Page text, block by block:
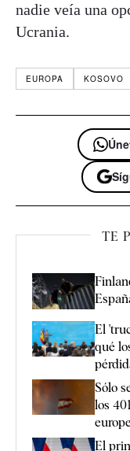
nadie veía una
Ucrania.
EUROPA KOSOVO
TE
El
qué
Sólo
los
El